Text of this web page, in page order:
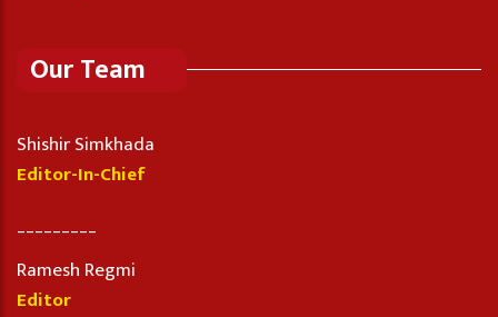
Our Team
Shishir Simkhada
Editor-In-Chief
Ramesh Regmi
Editor